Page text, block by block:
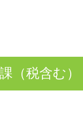
の情報を探す
（税含む）